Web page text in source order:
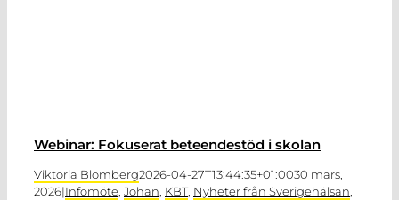
Webinar: Fokuserat beteendestöd i skolan
Viktoria Blomberg2026-04-27T13:44:35+01:0030 mars,
2026|Infomöte, Johan, KBT, Nyheter från Sverigehälsan,